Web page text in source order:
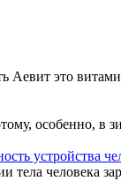
это
особенно, в
устройства
тела человека